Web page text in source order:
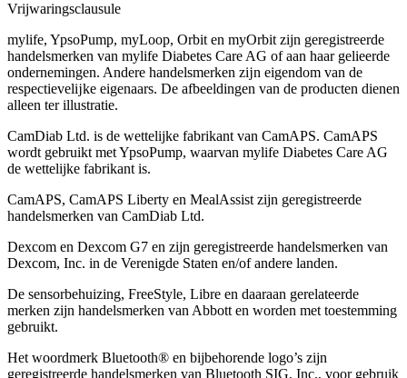
Vrijwaringsclausule
mylife, YpsoPump, myLoop, Orbit en myOrbit zijn geregistreerde
handelsmerken van mylife Diabetes Care AG of aan haar gelieerde
ondernemingen. Andere handelsmerken zĳn eigendom van de
respectievelĳke eigenaars. De afbeeldingen van de producten dienen
alleen ter illustratie.
CamDiab Ltd. is de wettelijke fabrikant van CamAPS. CamAPS
wordt gebruikt met YpsoPump, waarvan mylife Diabetes Care AG
de wettelijke fabrikant is.
CamAPS, CamAPS Liberty en MealAssist zijn geregistreerde
handelsmerken van CamDiab Ltd.
Dexcom en Dexcom G7 en zijn geregistreerde handelsmerken van
Dexcom, Inc. in de Verenigde Staten en/of andere landen.
De sensorbehuizing, FreeStyle, Libre en daaraan gerelateerde
merken zijn handelsmerken van Abbott en worden met toestemming
gebruikt.
Het woordmerk Bluetooth® en bijbehorende logo’s zijn
geregistreerde handelsmerken van Bluetooth SIG, Inc., voor gebruik